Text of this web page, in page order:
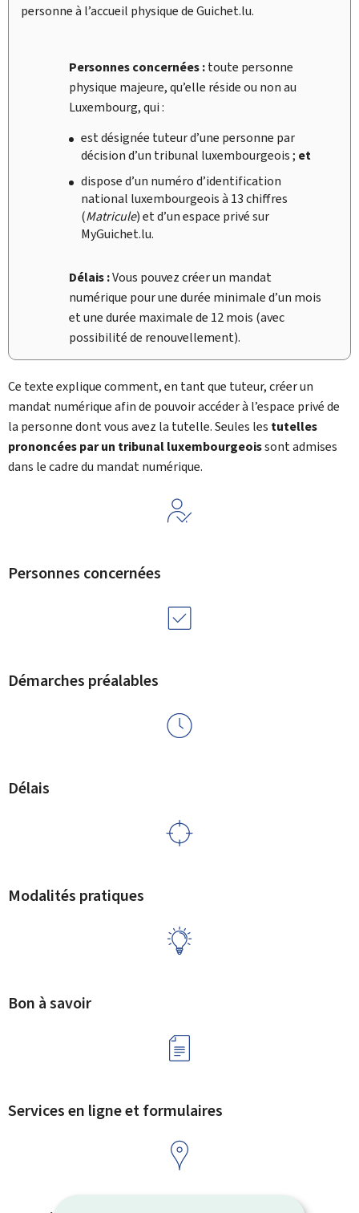
personne à l’accueil physique de Guichet.lu.
Personnes concernées :toute personne
physique majeure, qu’elle réside ou non au
Luxembourg, qui :
est désignée tuteur d’une personne par
décision d’un tribunal luxembourgeois ; et
dispose d’un numéro d’identification
national luxembourgeois à 13 chiffres
(Matricule) et d’un espace privé sur
MyGuichet.lu.
Délais :Vous pouvez créer un mandat
numérique pour une durée minimale d’un mois
et une durée maximale de 12 mois (avec
possibilité de renouvellement).
Ce texte explique comment, en tant que tuteur, créer un
mandat numérique afin de pouvoir accéder à l’espace privé de
la personne dont vous avez la tutelle. Seules les tutelles
prononcées par un tribunal luxembourgeoissont admises
dans le cadre du mandat numérique.
Personnes concernées
Démarches préalables
Délais
Modalités pratiques
Bon à savoir
Services en ligne et formulaires